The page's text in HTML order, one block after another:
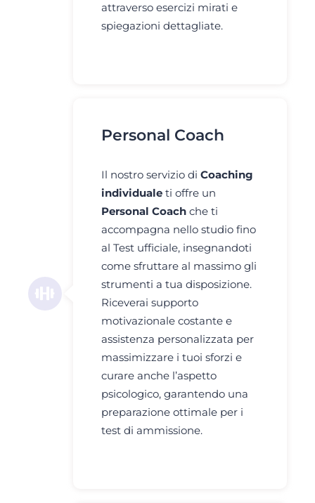
attraverso esercizi mirati e
spiegazioni dettagliate.
Personal Coach
Il nostro servizio di Coaching
individuale ti offre un
Personal Coach che ti
accompagna nello studio fino
al Test ufficiale, insegnandoti
come sfruttare al massimo gli
strumenti a tua disposizione.
Riceverai supporto
motivazionale costante e
assistenza personalizzata per
massimizzare i tuoi sforzi e
curare anche l’aspetto
psicologico, garantendo una
preparazione ottimale per i
test di ammissione.